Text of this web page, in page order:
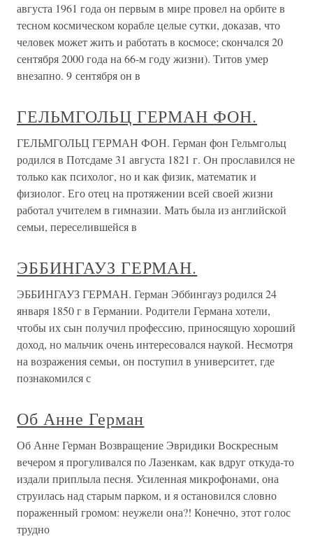
августа 1961 года он первым в мире провел на орбите в
тесном космическом корабле целые сутки, доказав, что
человек может жить и работать в космосе; скончался 20
сентября 2000 года на 66-м году жизни). Титов умер
внезапно. 9 сентября он в
ГЕЛЬМГОЛЬЦ ГЕРМАН ФОН.
ГЕЛЬМГОЛЬЦ ГЕРМАН ФОН. Герман фон Гельмгольц
родился в Потсдаме 31 августа 1821 г. Он прославился не
только как психолог, но и как физик, математик и
физиолог. Его отец на протяжении всей своей жизни
работал учителем в гимназии. Мать была из английской
семьи, переселившейся в
ЭББИНГАУЗ ГЕРМАН.
ЭББИНГАУЗ ГЕРМАН. Герман Эббингауз родился 24
января 1850 г в Германии. Родители Германа хотели,
чтобы их сын получил профессию, приносящую хороший
доход, но мальчик очень интересовался наукой. Несмотря
на возражения семьи, он поступил в университет, где
познакомился с
Об Анне Герман
Об Анне Герман Возвращение Эвридики Воскресным
вечером я прогуливался по Лазенкам, как вдруг откуда-то
издали приплыла песня. Усиленная микрофонами, она
струилась над старым парком, и я остановился словно
пораженный громом: неужели она?! Конечно, этот голос
трудно